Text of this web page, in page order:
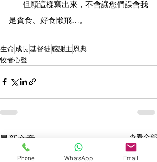
是貪食、好食懶飛…。
生命成長基督徒感謝主 恩典
牧者心聲
最新文章 查看全部
Phone WhatsApp Email